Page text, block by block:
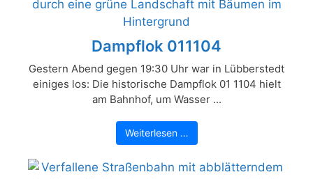
Dampflok 011104
Gestern Abend gegen 19:30 Uhr war in Lübberstedt
einiges los: Die historische Dampflok 01 1104 hielt
am Bahnhof, um Wasser ...
Weiterlesen …